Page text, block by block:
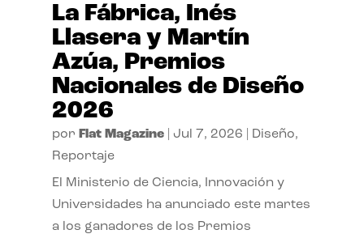
La Fábrica, Inés
Llasera y Martín
Azúa, Premios
Nacionales de Diseño
2026
por Flat Magazine| Jul 7, 2026 Diseño,
Reportaje
El Ministerio de Ciencia, Innovación y
Universidades ha anunciado este martes
a los ganadores de los Premios